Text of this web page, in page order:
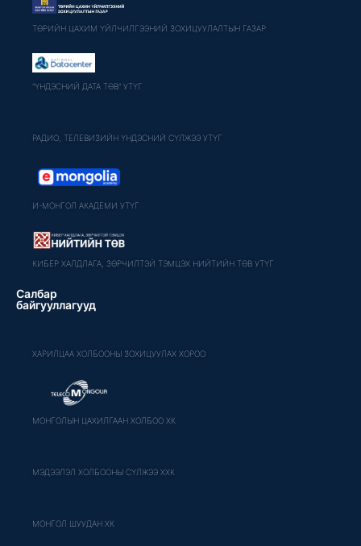
ТӨРИЙН ЦАХИМ ҮЙЛЧИЛГЭЭНИЙ ЗОХИЦУУЛАЛТЫН ГАЗАР
"ҮНДЭСНИЙ ДАТА ТӨВ" УТҮГ
РАДИО, ТЕЛЕВИЗИЙН ҮНДЭСНИЙ СҮЛЖЭЭ УТҮГ
И-МОНГОЛ АКАДЕМИ УТҮГ
КИБЕР ХАЛДЛАГА, ЗӨРЧИЛТЭЙ ТЭМЦЭХ НИЙТИЙН ТӨВ УТҮГ
Салбар
байгууллагууд
ХАРИЛЦАА ХОЛБООНЫ ЗОХИЦУУЛАХ ХОРОО
МОНГОЛЫН ЦАХИЛГААН ХОЛБОО ХК
МЭДЭЭЛЭЛ ХОЛБООНЫ СҮЛЖЭЭ ХХК
МОНГОЛ ШУУДАН ХК